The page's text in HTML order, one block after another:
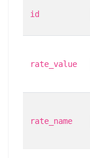
id
rate_value
rate_name